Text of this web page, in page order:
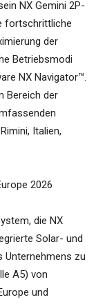
NX Gemini 2P-
fortschrittliche
der
Betriebsmodi
NX Navigator™.
Bereich der
Italien,
2026
die NX
Solar- und
Unternehmens zu
A5) von
und